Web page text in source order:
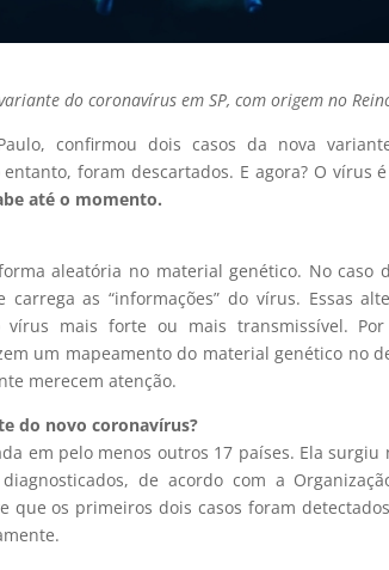
do coronavírus em SP, com origem no
confirmou dois casos da nova
foram descartados. E agora? O vírus
até o momento.
aleatória no material genético. No caso
as “informações” do vírus. Essas
mais forte ou mais transmissível. Por
um mapeamento do material genético no
merecem atenção.
do novo coronavírus?
em pelo menos outros 17 países. Ela surgiu
de acordo com a
que os primeiros dois casos foram